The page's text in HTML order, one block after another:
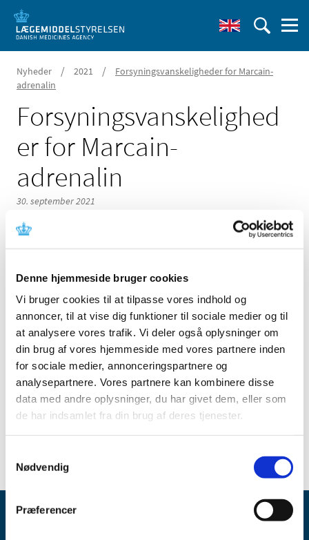
Denne hjemmeside bruger cookies
Vi bruger cookies til at tilpasse vores indhold og
annoncer, til at vise dig funktioner til sociale medier og til
at analysere vores trafik. Vi deler også oplysninger om
din brug af vores hjemmeside med vores partnere inden
for sociale medier, annonceringspartnere og
analysepartnere. Vores partnere kan kombinere disse
data med andre oplysninger, du har givet dem, eller som
de har indsamlet fra din brug af deres tjenester.
Nødvendig
Præferencer
Nyheder / 2021 /
Forsyningsvanskeligheder for Marcain-
adrenalin
Forsyningsvanskelighed
er for Marcain-
adrenalin
30. september 2021
Der er i øjeblikket problemer med forsyningen af
Marcain-adrenalin 2,5 mg/ml + 5 mikrogram/ml
injektionsvæske, opløsning og Marcain-adrenalin 5
mg/ml + 5 mikrogram/ml injektionsvæske, opløsning fra
Aspen Nordic.
Yderligere information om varighed m.m. kan findes via
følgende link:
Link:Se oversigten over aktuelle og kommende
forsyningsvanskeligheder
Spørgsmål om aktuel status skal stilles til virksomheden.